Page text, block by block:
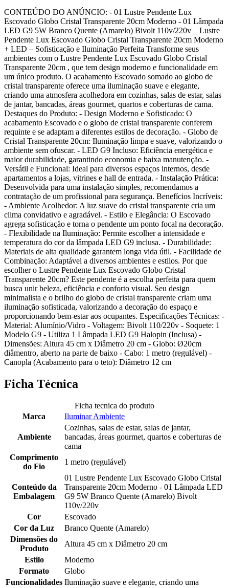
CONTEÚDO DO ANÚNCIO: - 01 Lustre Pendente Lux
Escovado Globo Cristal Transparente 20cm Moderno - 01 Lâmpada
LED G9 5W Branco Quente (Amarelo) Bivolt 110v/220v _ Lustre
Pendente Lux Escovado Globo Cristal Transparente 20cm Moderno
+ LED – Sofisticação e Iluminação Perfeita Transforme seus
ambientes com o Lustre Pendente Lux Escovado Globo Cristal
Transparente 20cm , que tem design moderno e funcionalidade em
um único produto. O acabamento Escovado somado ao globo de
cristal transparente oferece uma iluminação suave e elegante,
criando uma atmosfera acolhedora em cozinhas, salas de estar, salas
de jantar, bancadas, áreas gourmet, quartos e coberturas de cama.
Destaques do Produto: - Design Moderno e Sofisticado: O
acabamento Escovado e o globo de cristal transparente conferem
requinte e se adaptam a diferentes estilos de decoração. - Globo de
Cristal Transparente 20cm: Iluminação limpa e suave, valorizando o
ambiente sem ofuscar. - LED G9 Incluso: Eficiência energética e
maior durabilidade, garantindo economia e baixa manutenção. -
Versátil e Funcional: Ideal para diversos espaços internos, desde
apartamentos a lojas, vitrines e hall de entrada. - Instalação Prática:
Desenvolvida para uma instalação simples, recomendamos a
contratação de um profissional para segurança. Benefícios Incríveis:
- Ambiente Acolhedor: A luz suave do cristal transparente cria um
clima convidativo e agradável. - Estilo e Elegância: O Escovado
agrega sofisticação e torna o pendente um ponto focal na decoração.
- Flexibilidade na Iluminação: Permite escolher a intensidade e
temperatura do cor da lâmpada LED G9 inclusa. - Durabilidade:
Materiais de alta qualidade garantem longa vida útil. - Facilidade de
Combinação: Adaptável a diversos ambientes e estilos. Por que
escolher o Lustre Pendente Lux Escovado Globo Cristal
Transparente 20cm? Este pendente é a escolha perfeita para quem
busca unir beleza, eficiência e conforto visual. Seu design
minimalista e o brilho do globo de cristal transparente criam uma
iluminação sofisticada, valorizando a decoração do espaço e
proporcionando bem-estar aos ocupantes. Especificações Técnicas: -
Material: Alumínio/Vidro - Voltagem: Bivolt 110/220v - Soquete: 1
Modelo G9 - Utiliza 1 Lâmpada LED G9 Halopin (Inclusa) -
Dimensões: Altura 45 cm x Diâmetro 20 cm - Globo: Ø20cm
diâmentro, aberto na parte de baixo - Cabo: 1 metro (regulável) -
Canopla (Acabamento para o teto): Diâmetro 12 cm
Ficha Técnica
Ficha tecnica do produto
Marca
Iluminar Ambiente
Ambiente
Cozinhas, salas de estar, salas de jantar,
bancadas, áreas gourmet, quartos e coberturas de
cama
Comprimento
do Fio
1 metro (regulável)
Conteúdo da
Embalagem
01 Lustre Pendente Lux Escovado Globo Cristal
Transparente 20cm Moderno - 01 Lâmpada LED
G9 5W Branco Quente (Amarelo) Bivolt
110v/220v
Cor
Escovado
Cor da Luz
Branco Quente (Amarelo)
Dimensões do
Produto
Altura 45 cm x Diâmetro 20 cm
Estilo
Moderno
Formato
Globo
Funcionalidades Iluminação suave e elegante, criando uma